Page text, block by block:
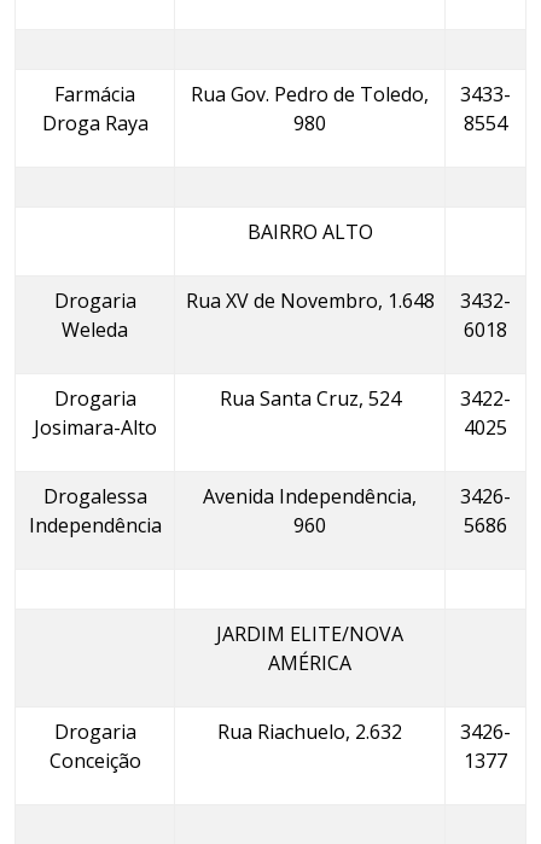
Farmácia
Droga Raya
Rua Gov. Pedro de Toledo,
980
3433-
8554
BAIRRO ALTO
Drogaria
Weleda
Rua XV de Novembro, 1.648
3432-
6018
Drogaria
Josimara-Alto
Rua Santa Cruz, 524
3422-
4025
Drogalessa
Independência
Avenida Independência,
960
3426-
5686
JARDIM ELITE/NOVA
AMÉRICA
Drogaria
Conceição
Rua Riachuelo, 2.632
3426-
1377